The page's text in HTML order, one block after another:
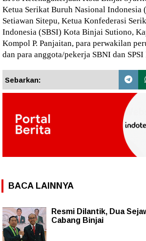
Ketua Serikat Buruh Nasional
Setiawan Sitepu, Ketua Konfederasi
Indonesia (SBSI) Kota Binjai Sutiono,
Kompol P. Panjaitan, para perwakilan
dan para anggota/pekerja SBNI dan
Sebarkan:
BACA LAINNYA
Resmi Dilantik, Dua
Cabang Binjai